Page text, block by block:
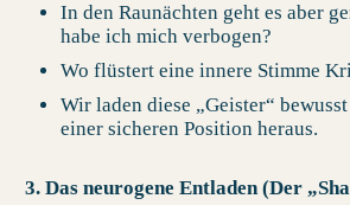
In den Raunächten geht es aber
habe ich mich verbogen?
Wo flüstert eine innere Stimme
Wir laden diese „Geister“
einer sicheren Position heraus.
3. Das neurogene Entladen (Der